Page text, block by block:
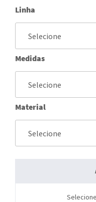
Linha
Medidas
Material